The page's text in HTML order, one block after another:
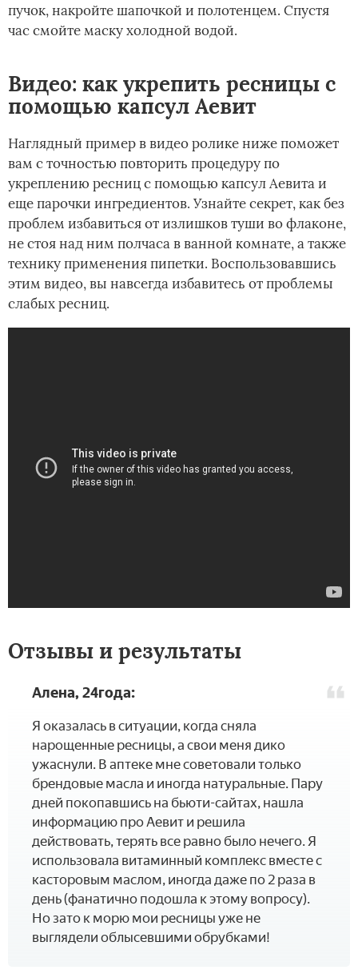
пучок, накройте шапочкой и полотенцем. Спустя
час смойте маску холодной водой.
Видео: как укрепить ресницы с
помощью капсул Аевит
Наглядный пример в видео ролике ниже поможет
вам с точностью повторить процедуру по
укреплению ресниц с помощью капсул Аевита и
еще парочки ингредиентов. Узнайте секрет, как без
проблем избавиться от излишков туши во флаконе,
не стоя над ним полчаса в ванной комнате, а также
технику применения пипетки. Воспользовавшись
этим видео, вы навсегда избавитесь от проблемы
слабых ресниц.
Отзывы и результаты
Алена, 24года:
Я оказалась в ситуации, когда сняла
нарощенные ресницы, а свои меня дико
ужаснули. В аптеке мне советовали только
брендовые масла и иногда натуральные. Пару
дней покопавшись на бьюти-сайтах, нашла
информацию про Аевит и решила
действовать, терять все равно было нечего. Я
использовала витаминный комплекс вместе с
касторовым маслом, иногда даже по 2 раза в
день (фанатично подошла к этому вопросу).
Но зато к морю мои ресницы уже не
выглядели облысевшими обрубками!